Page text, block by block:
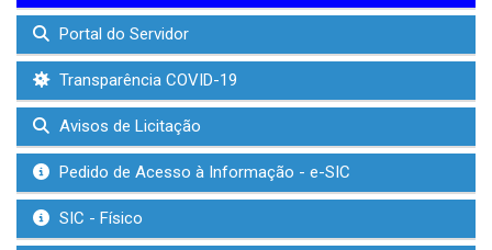
Portal do Servidor
Transparência COVID-19
Avisos de Licitação
Pedido de Acesso à Informação - e-SIC
SIC - Físico